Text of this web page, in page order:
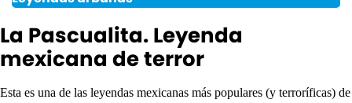
La Pascualita. Leyenda
mexicana de terror
Esta es una de las leyendas mexicanas más populares (y terroríficas) de